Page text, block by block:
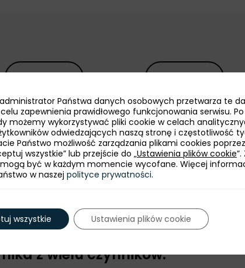
dla inwestora Publikacje dla inwestora
z wielu czynników:
administrator Państwa danych osobowych przetwarza te
zapewnienia prawidłowego funkcjonowania serwisu.
możemy wykorzystywać pliki cookie w celach
odwiedzających naszą stronę i częstotliwość
Państwo możliwość zarządzania plikami cookies
wszystkie” lub przejście do „Ustawienia plików cookie
być w każdym momencie wycofane. Więcej
w naszej polityce prywatności.
wszystkie Ustawienia plików cookie